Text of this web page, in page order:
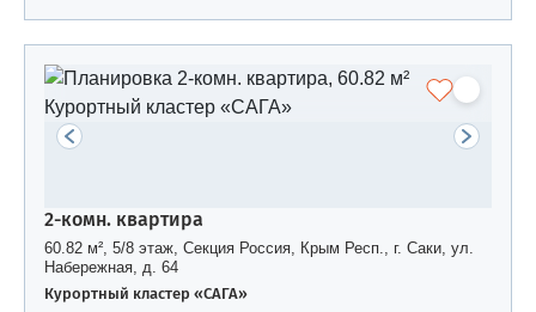
2-комн. квартира
60.82 м², 5/8 этаж, Секция Россия, Крым Респ., г. Саки, ул.
Набережная, д. 64
Курортный кластер «САГА»